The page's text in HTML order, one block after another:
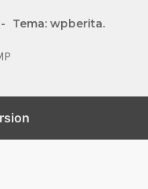
- Tema: wpberita.